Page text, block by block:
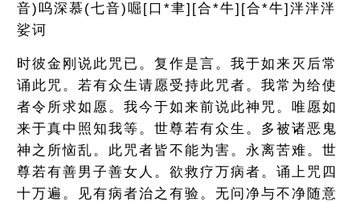
音)呜深慕(七音)啒[口*聿][合*牛][合*牛]泮泮泮
娑诃
时彼金刚说此咒已。复作是言。我于如来灭后常
诵此咒。若有众生请愿受持此咒者。我常为给使
者令所求如愿。我今于如来前说此神咒。唯愿如
来于真中照知我等。世尊若有众生。多被诸恶鬼
神之所恼乱。此咒者皆不能为害。永离苦难。世
尊若有善男子善女人。欲救疗万病者。诵上咒四
十万遍。见有病者治之有验。无问净与不净随意